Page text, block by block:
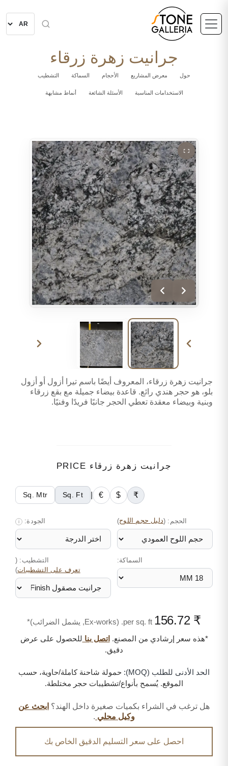
جرانيت زهرة زرقاء
حول معرض المشاريع الأحجام السماكة التشطيب
الاستخدامات المناسبة الأسئلة الشائعة أنماط مشابهة
جرانيت زهرة زرقاء، المعروف أيضًا باسم تيرا أزول أو أزول
بلو، هو حجر هندي رائع. قاعدة بيضاء جميلة مع بقع زرقاء
وبنية وبيضاء معقدة تعطي الحجر جانبًا فريدًا وفنيًا.
جرانيت زهرة زرقاء PRICE
₹
$
€
Sq. Ft
Sq. Mtr
الحجم: (دليل حجم اللوح) الجودة: i
السماكة: التشطيب: (
تعرف على التشطيبات)
₹ 156.72
per sq. ft. (Ex-works, يشمل الضرائب)*
*هذه سعر إرشادي من المصنع. اتصل بنا للحصول على عرض
دقيق.
الحد الأدنى للطلب (MOQ):
حمولة شاحنة كاملة/حاوية، حسب
الموقع. يُسمح بأنواع/تشطيبات حجر مختلطة.
هل ترغب في الشراء بكميات صغيرة داخل الهند؟ ابحث عن
وكيل محلي .
احصل على سعر التسليم الدقيق الخاص بك